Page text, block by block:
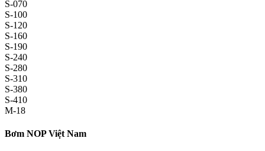
S-070
S-100
S-120
S-160
S-190
S-240
S-280
S-310
S-380
S-410
M-18
Bơm NOP Việt Nam